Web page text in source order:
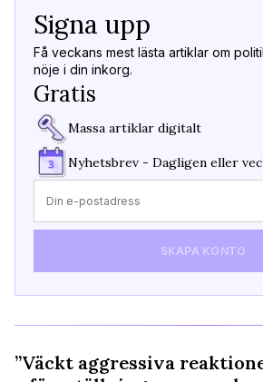
Signa upp
Få veckans mest lästa artiklar om
nöje i din inkorg.
Gratis
Massa artiklar digitalt
Nyhetsbrev - Dagligen eller
SKAPA KONTO
”Väckt aggressiva